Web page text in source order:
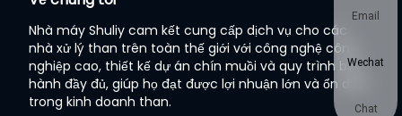
Nhà máy Shuliy cam kết cung cấp dịch vụ cho các
nhà xử lý than trên toàn thế giới với công nghệ công
nghiệp cao, thiết kế dự án chín muồi và quy trình bảo
hành đầy đủ, giúp họ đạt được lợi nhuận lớn và ổn định
trong kinh doanh than.
Email
Wechat
Chat